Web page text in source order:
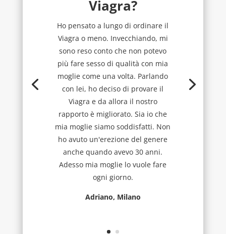
Viagra?
Ho pensato a lungo di ordinare il
Viagra o meno. Invecchiando, mi
sono reso conto che non potevo
più fare sesso di qualità con mia
moglie come una volta. Parlando
con lei, ho deciso di provare il
Viagra e da allora il nostro
rapporto è migliorato. Sia io che
mia moglie siamo soddisfatti. Non
ho avuto un'erezione del genere
anche quando avevo 30 anni.
Adesso mia moglie lo vuole fare
ogni giorno.
Adriano, Milano